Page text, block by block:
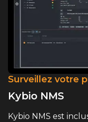
Surveillez votre
Kybio NMS
Kybio NMS est